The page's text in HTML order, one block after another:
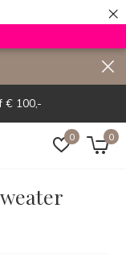
×
0 0
€ 100,-